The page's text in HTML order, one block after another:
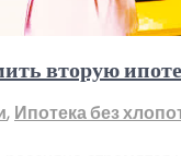
вторую
, Ипотека без